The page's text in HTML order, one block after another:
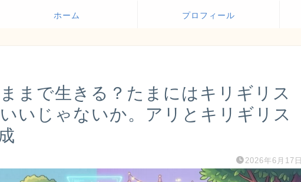
ホーム プロフィール
まで生きる？たまにはキリギリス
いじゃないか。アリとキリギリス
2026年6月17日